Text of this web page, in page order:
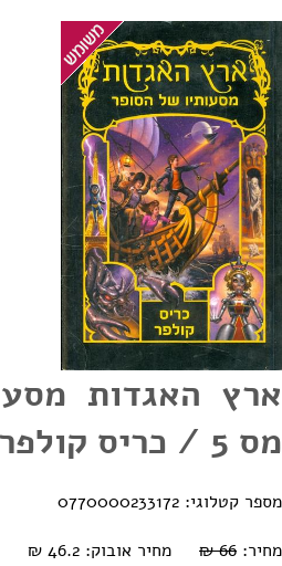
ארץ האגדות
מס 5 / כריס קולפר
מספר קטלוגי: 0770000233172
מחיר: 66 ₪ מחיר אובוק: 46.2 ₪